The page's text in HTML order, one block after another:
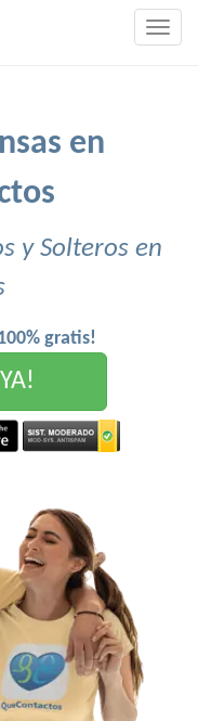
en
y Solteros en
gratis!